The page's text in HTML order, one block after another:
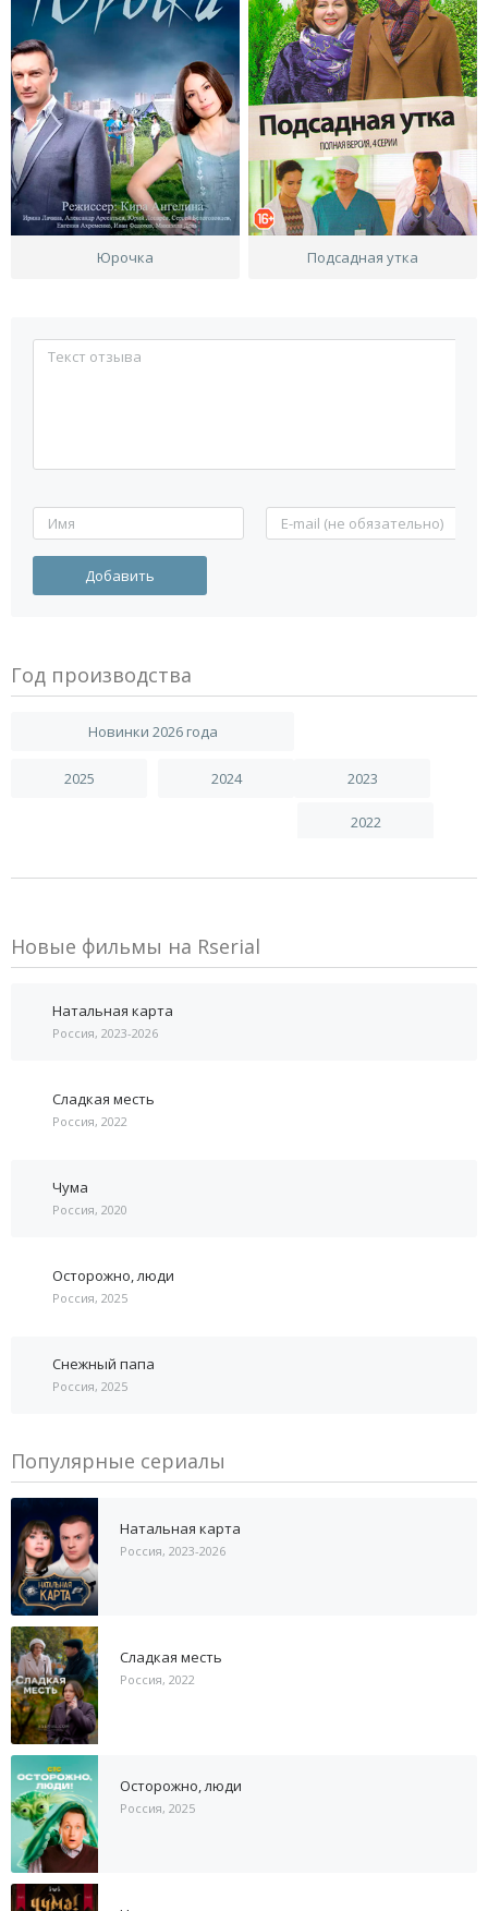
Юрочка Подсадная утка
Год производства
Новинки 2026 года
2025 2024 2023
2022
Новые фильмы на Rserial
Натальная карта
Россия, 2023-2026
Сладкая месть
Россия, 2022
Чума
Россия, 2020
Осторожно, люди
Россия, 2025
Снежный папа
Россия, 2025
Популярные сериалы
Натальная карта
Россия, 2023-2026
Сладкая месть
Россия, 2022
Осторожно, люди
Россия, 2025